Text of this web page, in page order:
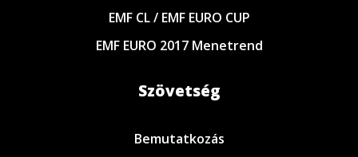
EMF CL / EMF EURO CUP
EMF EURO 2017 Menetrend
Szövetség
Bemutatkozás